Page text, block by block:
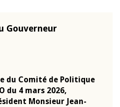
Gouverneur
du Comité de Politique
du 4 mars 2026,
Monsieur Jean-